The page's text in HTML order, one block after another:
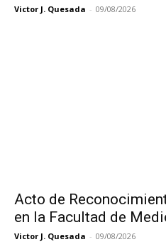
Victor J. Quesada - 09/08/2026
Acto de
en la Facultad de
Victor J. Quesada - 09/08/2026